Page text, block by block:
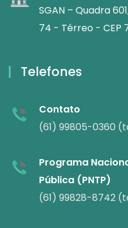
SGAN – Quadra
74 - Térreo - CEP
Telefones
Contato
(61) 99805-0360
Programa
Pública (PNTP)
(61) 99828-8742